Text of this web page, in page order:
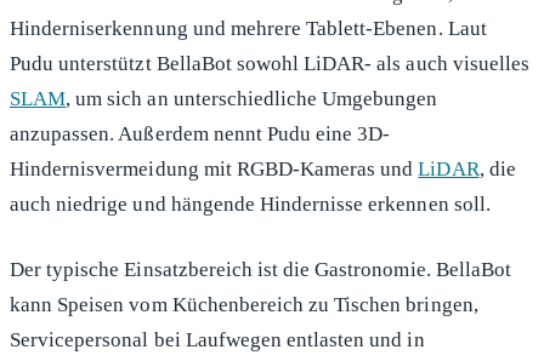
Hinderniserkennung und mehrere Tablett-Ebenen. Laut
Pudu unterstützt BellaBot sowohl LiDAR- als auch visuelles
SLAM, um sich an unterschiedliche Umgebungen
anzupassen. Außerdem nennt Pudu eine 3D-
Hindernisvermeidung mit RGBD-Kameras undLiDAR, die
auch niedrige und hängende Hindernisse erkennen soll.
Der typische Einsatzbereich ist die Gastronomie. BellaBot
kann Speisen vom Küchenbereich zu Tischen bringen,
Servicepersonal bei Laufwegen entlasten und in